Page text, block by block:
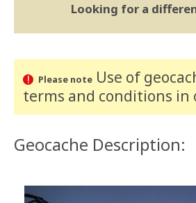
Looking for a
Please noteUse of
terms and conditions in
Geocache Description: